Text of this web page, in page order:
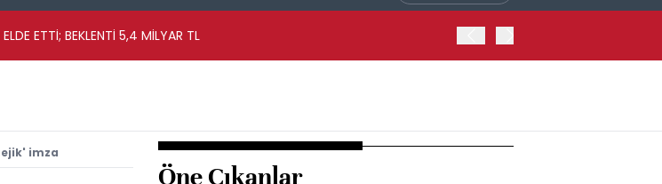
ETTİ; BEKLENTİ 5,4 MİLYAR TL
imza
Öne Çıkanlar